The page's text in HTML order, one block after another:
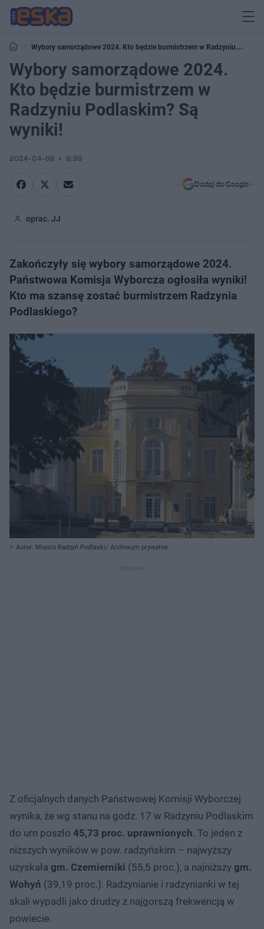
Wybory samorządowe 2024. Kto będzie burmistrzem w Radzyniu
Podlaskim? Są wyniki!
Wybory samorządowe 2024.
Kto będzie burmistrzem w
Radzyniu Podlaskim? Są
wyniki!
2024-04-08 9:39
Dodaj do Google
oprac. JJ
Zakończyły się wybory samorządowe 2024.
Państwowa Komisja Wyborcza ogłosiła wyniki!
Kto ma szansę zostać burmistrzem Radzynia
Podlaskiego?
Autor: Miasto Radzyń Podlaski/ Archiwum prywatne
Z oficjalnych danych Państwowej Komisji Wyborczej
wynika, że wg stanu na godz. 17 w Radzyniu Podlaskim
do urn poszło 45,73 proc. uprawnionych. To jeden z
niższych wyników w pow. radzyńskim – najwyższy
uzyskała gm. Czemierniki (55,5 proc.), a najniższy gm.
Wohyń (39,19 proc.). Radzynianie i radzynianki w tej
skali wypadli jako drudzy z najgorszą frekwencją w
powiecie.